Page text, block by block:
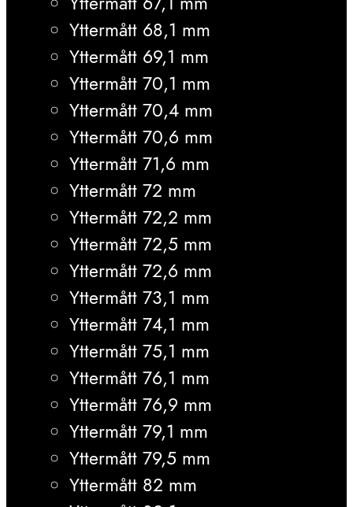
Yttermått 68,1 mm
Yttermått 69,1 mm
Yttermått 70,1 mm
Yttermått 70,4 mm
Yttermått 70,6 mm
Yttermått 71,6 mm
Yttermått 72 mm
Yttermått 72,2 mm
Yttermått 72,5 mm
Yttermått 72,6 mm
Yttermått 73,1 mm
Yttermått 74,1 mm
Yttermått 75,1 mm
Yttermått 76,1 mm
Yttermått 76,9 mm
Yttermått 79,1 mm
Yttermått 79,5 mm
Yttermått 82 mm